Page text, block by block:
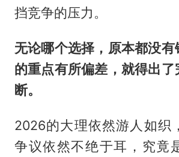
挡竞争的压力。
无论哪个选择，原本都没
的重点有所偏差，就得出了
断。
2026的大理依然游人如织
争议依然不绝于耳，究竟